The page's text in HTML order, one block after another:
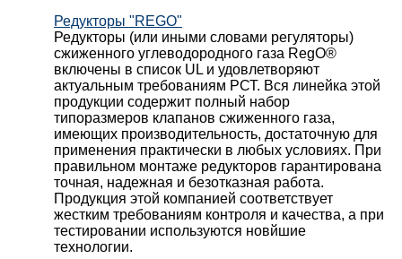
Редукторы "REGO"
Редукторы (или иными словами регуляторы)
сжиженного углеводородного газа RegO®
включены в список UL и удовлетворяют
актуальным требованиям РСТ. Вся линейка этой
продукции содержит полный набор
типоразмеров клапанов сжиженного газа,
имеющих производительность, достаточную для
применения практически в любых условиях. При
правильном монтаже редукторов гарантирована
точная, надежная и безотказная работа.
Продукция этой компанией соответствует
жестким требованиям контроля и качества, а при
тестировании используются новйшие
технологии.